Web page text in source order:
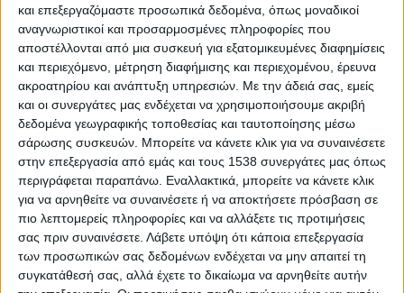
και επεξεργαζόμαστε προσωπικά δεδομένα, όπως μοναδικοί
αναγνωριστικοί και προσαρμοσμένες πληροφορίες που
αποστέλλονται από μια συσκευή για εξατομικευμένες διαφημίσεις
και περιεχόμενο, μέτρηση διαφήμισης και περιεχομένου, έρευνα
ακροατηρίου και ανάπτυξη υπηρεσιών. Με την άδειά σας, εμείς
και οι συνεργάτες μας ενδέχεται να χρησιμοποιήσουμε ακριβή
δεδομένα γεωγραφικής τοποθεσίας και ταυτοποίησης μέσω
σάρωσης συσκευών. Μπορείτε να κάνετε κλικ για να συναινέσετε
στην επεξεργασία από εμάς και τους 1538 συνεργάτες μας όπως
περιγράφεται παραπάνω. Εναλλακτικά, μπορείτε να κάνετε κλικ
για να αρνηθείτε να συναινέσετε ή να αποκτήσετε πρόσβαση σε
πιο λεπτομερείς πληροφορίες και να αλλάξετε τις προτιμήσεις
σας πριν συναινέσετε. Λάβετε υπόψη ότι κάποια επεξεργασία
των προσωπικών σας δεδομένων ενδέχεται να μην απαιτεί τη
συγκατάθεσή σας, αλλά έχετε το δικαίωμα να αρνηθείτε αυτήν